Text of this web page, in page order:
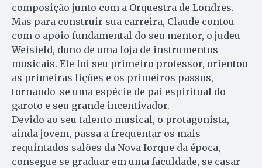
composição junto com a Orquestra de Londres.
Mas para construir sua carreira, Claude contou
com o apoio fundamental do seu mentor, o judeu
Weisield, dono de uma loja de instrumentos
musicais. Ele foi seu primeiro professor, orientou
as primeiras lições e os primeiros passos,
tornando-se uma espécie de pai espiritual do
garoto e seu grande incentivador.
Devido ao seu talento musical, o protagonista,
ainda jovem, passa a frequentar os mais
requintados salões da Nova Iorque da época,
consegue se graduar em uma faculdade, se casar